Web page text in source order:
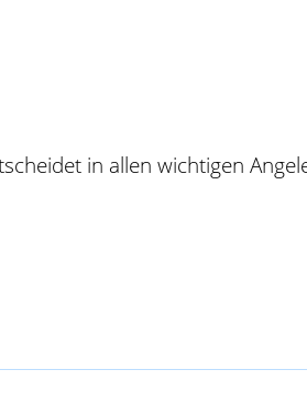
in allen wichtigen